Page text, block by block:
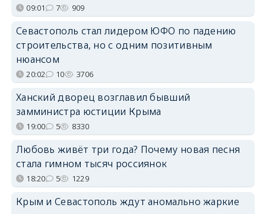
09:01 7 909
Севастополь стал лидером ЮФО по падению
строительства, но с одним позитивным
нюансом
20:02 10 3706
Ханский дворец возглавил бывший
замминистра юстиции Крыма
19:00 5 8330
Любовь живёт три года? Почему новая песня
стала гимном тысяч россиянок
18:20 5 1229
Крым и Севастополь ждут аномально жаркие